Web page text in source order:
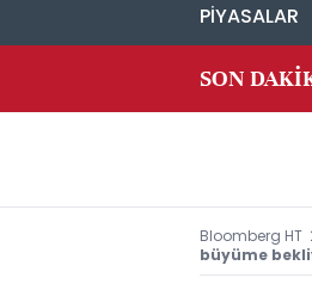
PİYASALAR
SON
Bloomberg HT
büyüme